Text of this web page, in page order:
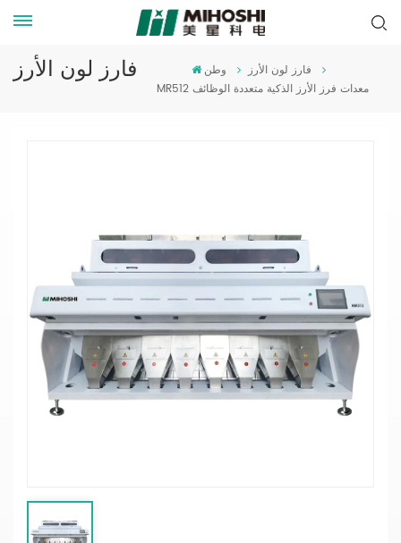
فارز لون الأرز وطن
فارز لون الأرز
MR512 معدات فرز الأرز الذكية متعددة الوظائف